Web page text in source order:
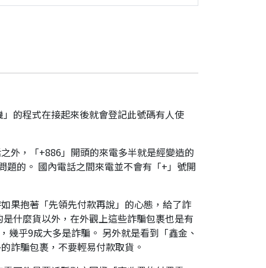
的程式在接起來後就會登記此號碼有人使
外，「+886」開頭的來電多半就是經變造的
的。 國內電話之間來電並不會有「+」號開
果抱著「先領先付款再說」的心態，給了詐
什麼貨以外，在外觀上這些詐騙包裹也是有
乎9成大多是詐騙。 另外就是看到「鑫金、
詐騙包裹，不要輕易付款取貨。